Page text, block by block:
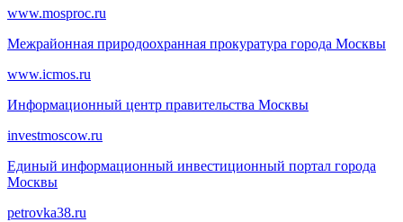
www.mosproc.ru
Межрайонная природоохранная прокуратура города Москвы
www.icmos.ru
Информационный центр правительства Москвы
investmoscow.ru
Единый информационный инвестиционный портал города
Москвы
petrovka38.ru